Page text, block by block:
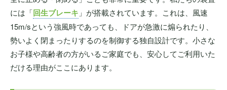
には「回生ブレーキ 」が搭載されています。これは、風速
15m/sという強風時であっても、ドアが急激に煽られたり、
勢いよく閉まったりするのを制御する独自設計です。小さな
お子様や高齢者の方がいるご家庭でも、安心してご利用いた
だける理由がここにあります。